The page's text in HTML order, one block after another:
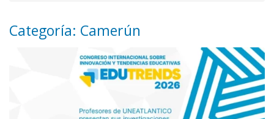
Categoría: Camerún